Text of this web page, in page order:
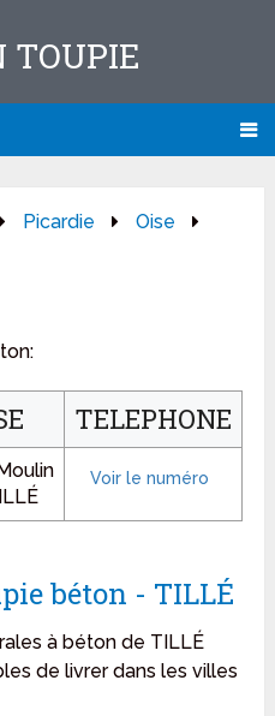
TOUPIE
Picardie
Oise
TELEPHONE
béton - TILLÉ
à béton de TILLÉ
de livrer dans les villes